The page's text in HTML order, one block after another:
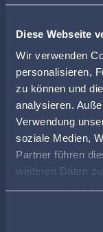
Diese Webseite
Wir verwenden
personalisieren,
zu können und
analysieren.
Verwendung
soziale Medien,
Partner führen
weiteren Daten
haben oder die
Montag
Dienstag
Mittwoch
Donnerstag
Freitag